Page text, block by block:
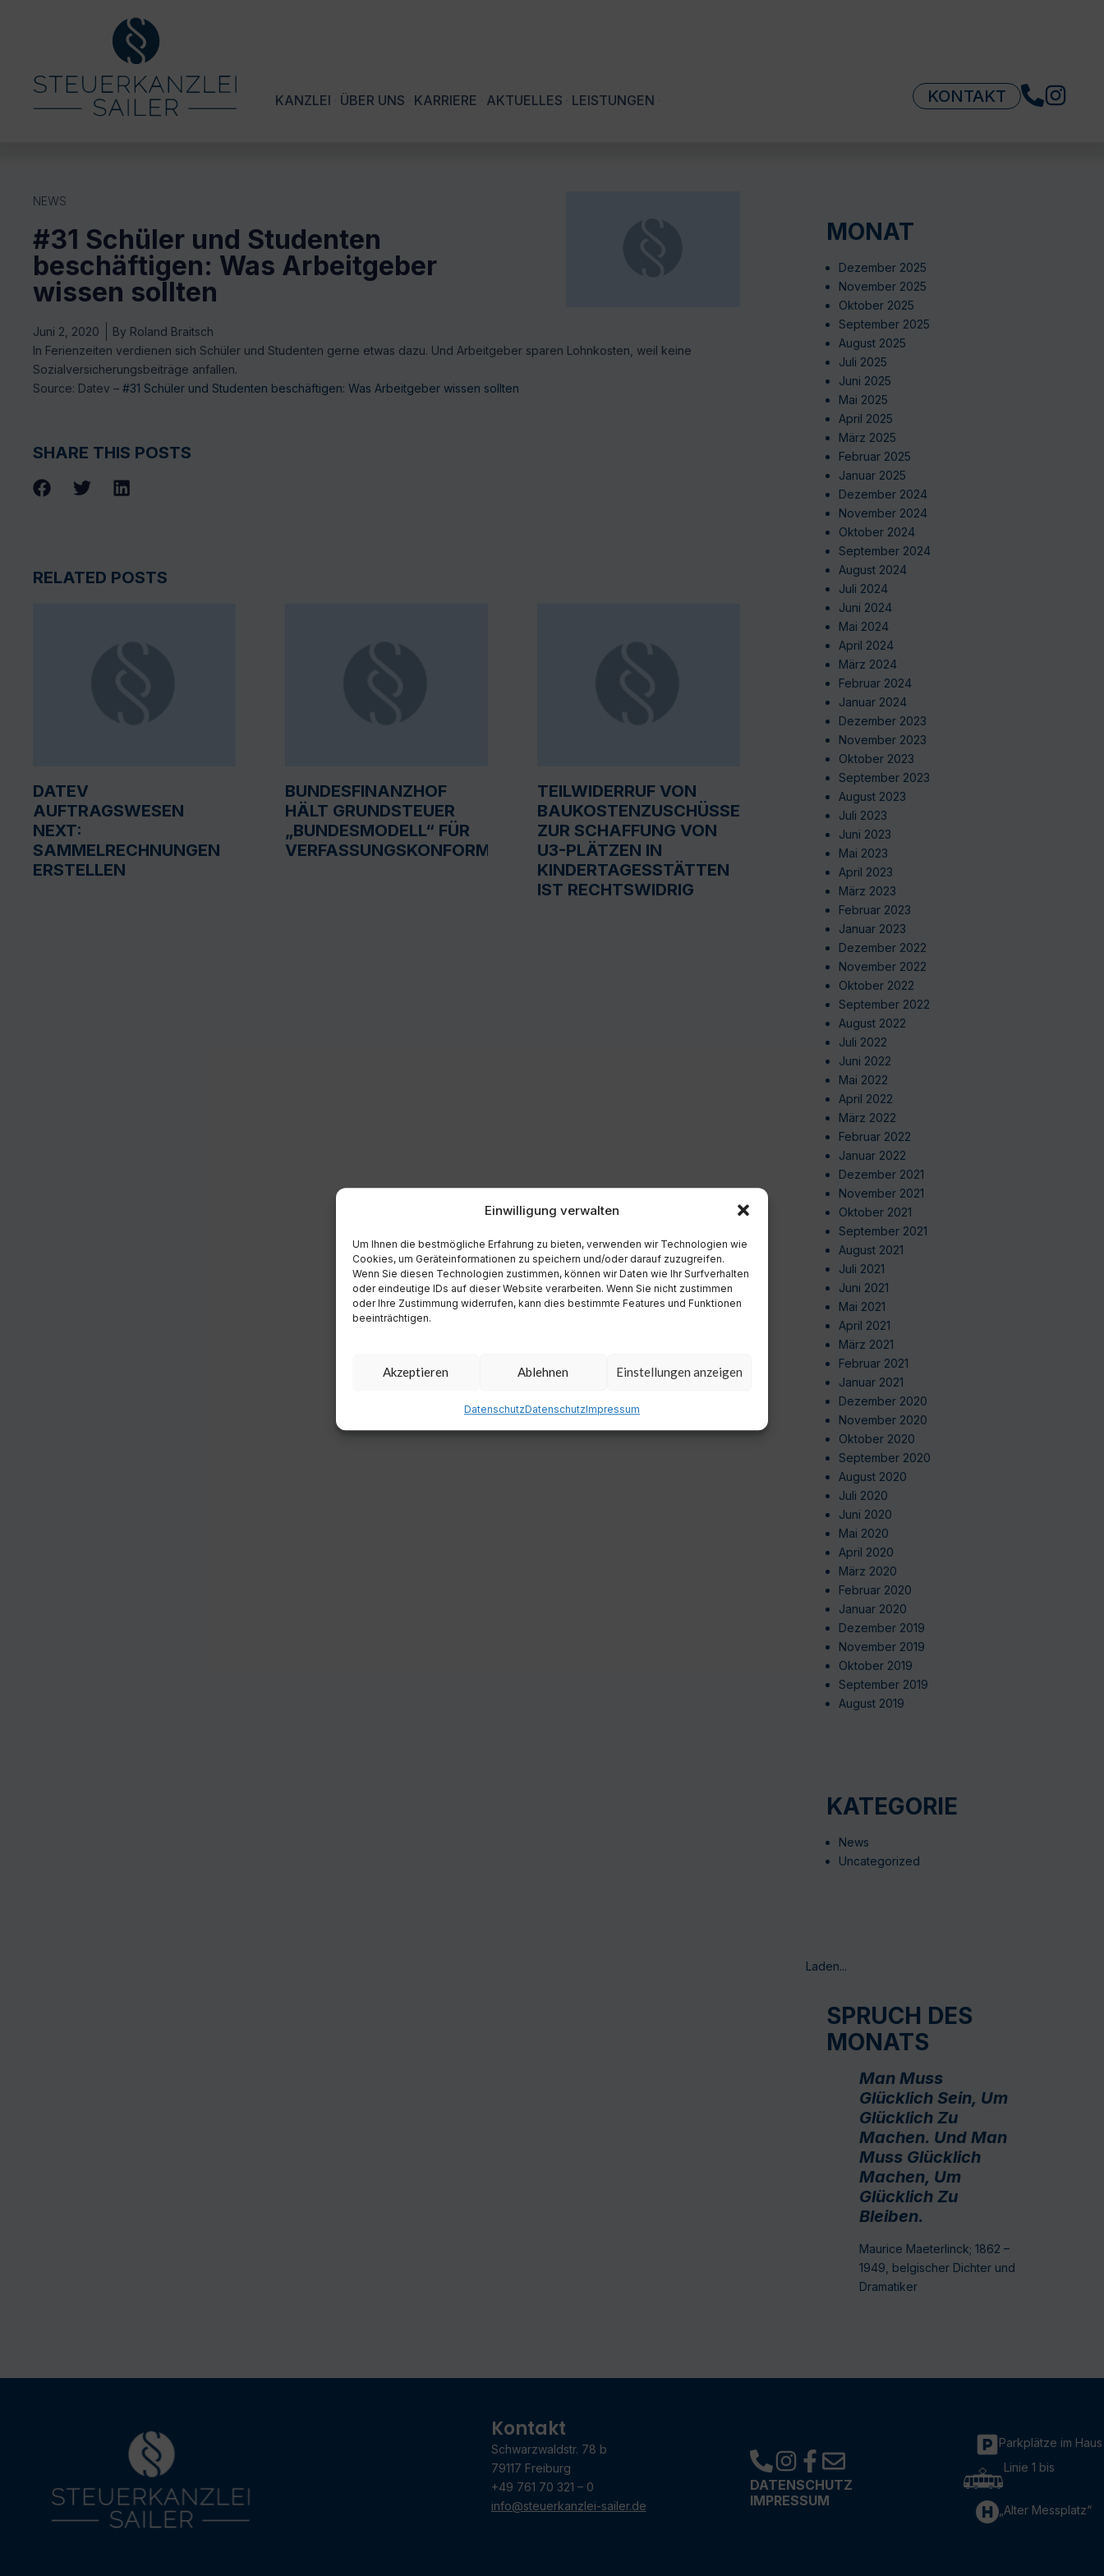
Einwilligung verwalten
Um Ihnen die bestmögliche Erfahrung zu bieten, verwenden wir Technologien wie
Cookies, um Geräteinformationen zu speichern und/oder darauf zuzugreifen.
Wenn Sie diesen Technologien zustimmen, können wir Daten wie Ihr Surfverhalten
oder eindeutige IDs auf dieser Website verarbeiten. Wenn Sie nicht zustimmen
oder Ihre Zustimmung widerrufen, kann dies bestimmte Features und Funktionen
beeinträchtigen.
Akzeptieren Ablehnen Einstellungen anzeigen
DatenschutzDatenschutzImpressum
KANZLEI ÜBER UNS KARRIERE AKTUELLES LEISTUNGEN KONTAKT
NEWS
#31 Schüler und Studenten
beschäftigen: Was Arbeitgeber
wissen sollten
Juni 2, 2020 By Roland Braitsch
In Ferienzeiten verdienen sich Schüler und Studenten gerne etwas dazu. Und Arbeitgeber sparen Lohnkosten, weil keine
Sozialversicherungsbeiträge anfallen.
Source: Datev – #31 Schüler und Studenten beschäftigen: Was Arbeitgeber wissen sollten
SHARE THIS POSTS
RELATED POSTS
DATEV
AUFTRAGSWESEN
NEXT:
SAMMELRECHNUNGEN
ERSTELLEN
BUNDESFINANZHOF
HÄLT GRUNDSTEUER
„BUNDESMODELL“ FÜR
VERFASSUNGSKONFORM
TEILWIDERRUF VON
BAUKOSTENZUSCHÜSSEN
ZUR SCHAFFUNG VON
U3-PLÄTZEN IN
KINDERTAGESSTÄTTEN
IST RECHTSWIDRIG
MONAT
Dezember 2025
November 2025
Oktober 2025
September 2025
August 2025
Juli 2025
Juni 2025
Mai 2025
April 2025
März 2025
Februar 2025
Januar 2025
Dezember 2024
November 2024
Oktober 2024
September 2024
August 2024
Juli 2024
Juni 2024
Mai 2024
April 2024
März 2024
Februar 2024
Januar 2024
Dezember 2023
November 2023
Oktober 2023
September 2023
August 2023
Juli 2023
Juni 2023
Mai 2023
April 2023
März 2023
Februar 2023
Januar 2023
Dezember 2022
November 2022
Oktober 2022
September 2022
August 2022
Juli 2022
Juni 2022
Mai 2022
April 2022
März 2022
Februar 2022
Januar 2022
Dezember 2021
November 2021
Oktober 2021
September 2021
August 2021
Juli 2021
Juni 2021
Mai 2021
April 2021
März 2021
Februar 2021
Januar 2021
Dezember 2020
November 2020
Oktober 2020
September 2020
August 2020
Juli 2020
Juni 2020
Mai 2020
April 2020
März 2020
Februar 2020
Januar 2020
Dezember 2019
November 2019
Oktober 2019
September 2019
August 2019
KATEGORIE
News
Uncategorized
Laden...
SPRUCH DES
MONATS
Man Muss
Glücklich Sein, Um
Glücklich Zu
Machen. Und Man
Muss Glücklich
Machen, Um
Glücklich Zu
Bleiben.
Maurice Maeterlinck; 1862 –
1949, belgischer Dichter und
Dramatiker
Kontakt
Schwarzwaldstr. 78 b
79117 Freiburg
+49 761 70 321 – 0
info@steuerkanzlei-sailer.de
DATENSCHUTZ
IMPRESSUM
Parkplätze im Haus
Linie 1 bis
„Alter Messplatz“